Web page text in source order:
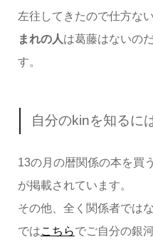
左往してきたので仕方な
まれの人は葛藤はないの
す。
自分のkinを知るに
13の月の暦関係の本を買
が掲載されています。
その他、全く関係者では
ではこちらでご自分の銀